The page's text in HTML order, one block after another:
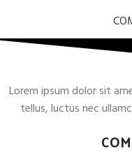
Lorem ipsum dolor sit
tellus, luctus nec